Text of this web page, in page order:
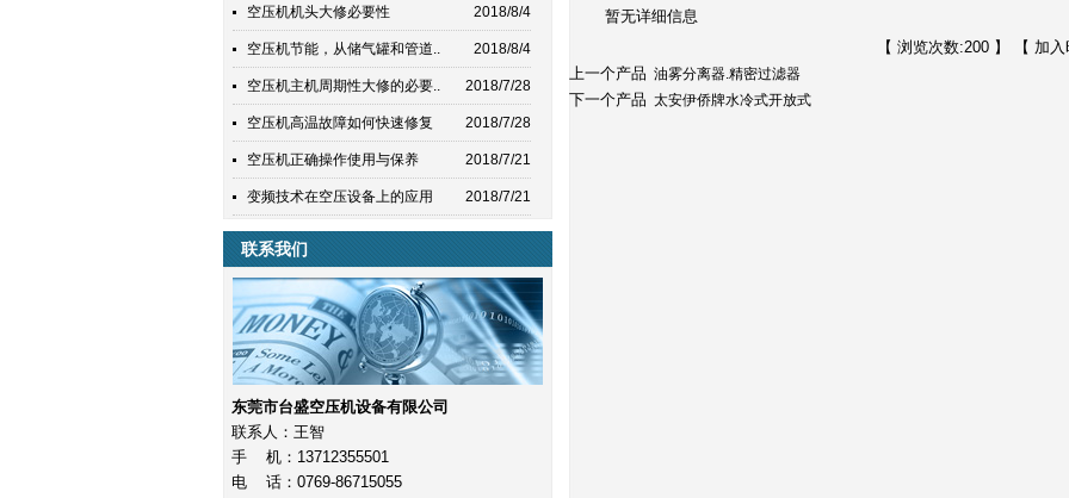
2018/8/4
空压机机头大修必要性
2018/8/4
空压机节能，从储气罐和管道..
2018/7/28
空压机主机周期性大修的必要..
2018/7/28
空压机高温故障如何快速修复
2018/7/21
空压机正确操作使用与保养
2018/7/21
变频技术在空压设备上的应用
联系我们
东莞市台盛空压机设备有限公司
联系人：王智
手 机：13712355501
电 话：0769-86715055
暂无详细信息
【 浏览次数:200 】 【 加
上一个产品 油雾分离器.精密过滤器
下一个产品 太安伊侨牌水冷式开放式